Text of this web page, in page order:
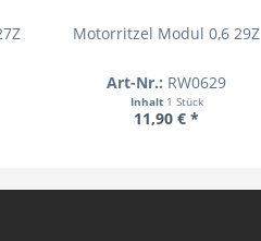
Motorritzel Modul 0,6 29Z
Art-Nr.: RW0629
Inhalt 1 Stück
11,90 € *